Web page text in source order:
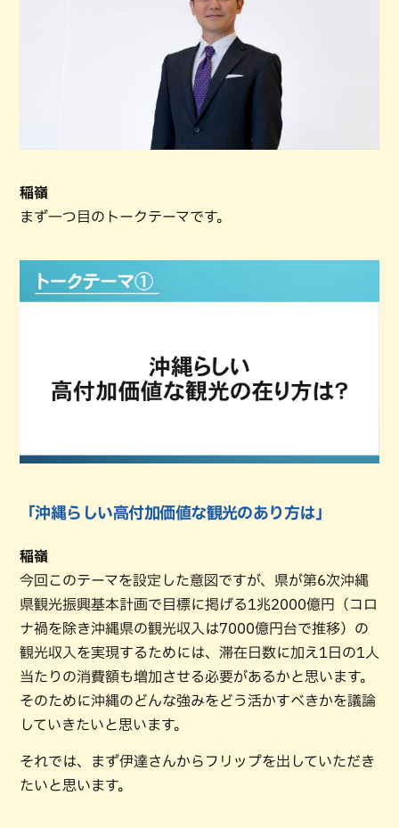
稲嶺
まず一つ目のトークテーマです。
「沖縄らしい高付加価値な観光のあり方は」
稲嶺
今回このテーマを設定した意図ですが、県が第6次沖縄
県観光振興基本計画で目標に掲げる1兆2000億円（コロ
ナ禍を除き沖縄県の観光収入は7000億円台で推移）の
観光収入を実現するためには、滞在日数に加え1日の1人
当たりの消費額も増加させる必要があるかと思います。
そのために沖縄のどんな強みをどう活かすべきかを議論
していきたいと思います。
それでは、まず伊達さんからフリップを出していただき
たいと思います。